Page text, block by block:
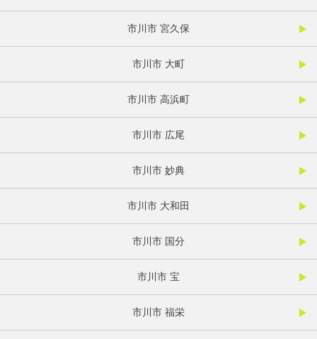
市川市 宮久保
市川市 大町
市川市 高浜町
市川市 広尾
市川市 妙典
市川市 大和田
市川市 国分
市川市 宝
市川市 福栄